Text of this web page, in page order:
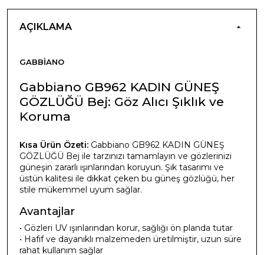
AÇIKLAMA
GABBIANO
Gabbiano GB962 KADIN GÜNEŞ
GÖZLÜĞÜ Bej: Göz Alıcı Şıklık ve
Koruma
Kısa Ürün Özeti: Gabbiano GB962 KADIN GÜNEŞ
GÖZLÜĞÜ Bej ile tarzınızı tamamlayın ve gözlerinizi
güneşin zararlı ışınlarından koruyun. Şık tasarımı ve
üstün kalitesi ile dikkat çeken bu güneş gözlüğü, her
stile mükemmel uyum sağlar.
Avantajlar
• Gözleri UV ışınlarından korur, sağlığı ön planda tutar
• Hafif ve dayanıklı malzemeden üretilmiştir, uzun süre
rahat kullanım sağlar